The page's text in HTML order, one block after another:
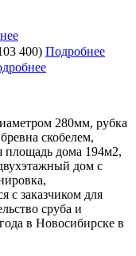
400) Подробнее
280мм, рубка
скобелем,
площадь дома 194м2,
дом с
с заказчиком для
сруба и
в Новосибирске в